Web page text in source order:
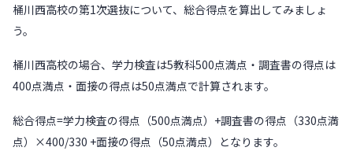
桶川西高校の第1次選抜について、総合得点を算出してみましょ
う。
桶川西高校の場合、学力検査は5教科500点満点・調査書の得点は
400点満点・面接の得点は50点満点で計算されます。
総合得点=学力検査の得点（500点満点）+調査書の得点（330点満
点）×400/330 +面接の得点（50点満点）となります。